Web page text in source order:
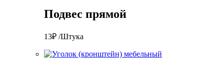
Подвес прямой
13₽ /Штука